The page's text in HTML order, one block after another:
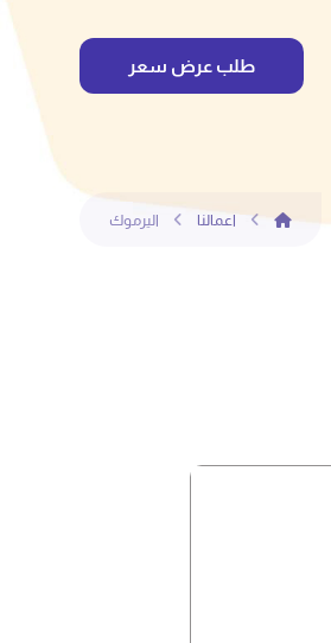
طلب عرض سعر
اعمالنا اليرموك